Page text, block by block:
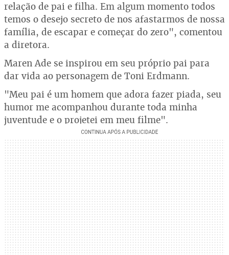
relação de pai e filha. Em algum momento todos
temos o desejo secreto de nos afastarmos de nossa
família, de escapar e começar do zero", comentou
a diretora.
Maren Ade se inspirou em seu próprio pai para
dar vida ao personagem de Toni Erdmann.
"Meu pai é um homem que adora fazer piada, seu
humor me acompanhou durante toda minha
juventude e o projetei em meu filme".